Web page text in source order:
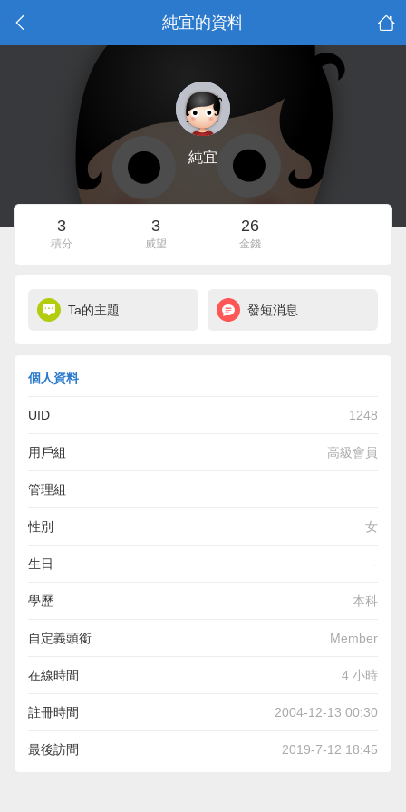
純宜的資料
純宜
3
積分
3
威望
26
金錢
Ta的主題 發短消息
個人資料
UID 1248
用戶組 高級會員
管理組
性別 女
生日 -
學歷 本科
自定義頭銜 Member
在線時間 4 小時
註冊時間 2004-12-13 00:30
最後訪問 2019-7-12 18:45